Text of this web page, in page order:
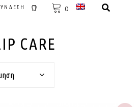
0
CARE